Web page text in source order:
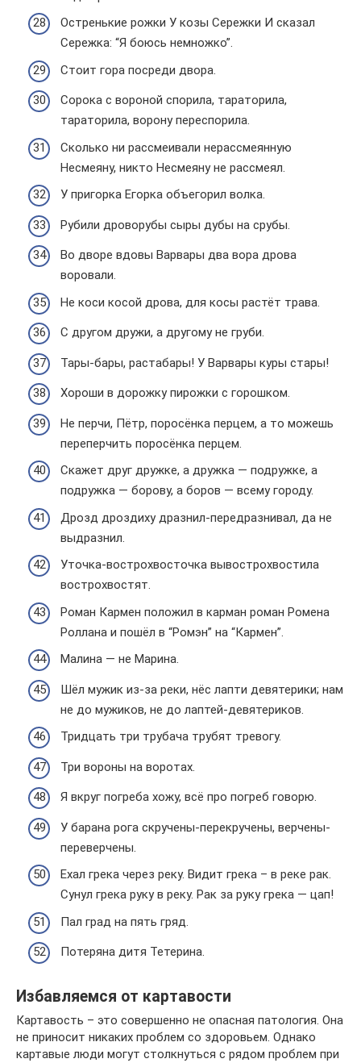
Остренькие рожки У козы Сережки И сказал
Сережка: “Я боюсь немножко”.
Стоит гора посреди двора.
Сорока с вороной спорила, тараторила,
тараторила, ворону переспорила.
Сколько ни рассмеивали нерассмеянную
Несмеяну, никто Несмеяну не рассмеял.
У пригорка Егорка объегорил волка.
Рубили дроворубы сыры дубы на срубы.
Во дворе вдовы Варвары два вора дрова
воровали.
Не коси косой дрова, для косы растёт трава.
С другом дружи, а другому не груби.
Тары-бары, растабары! У Варвары куры стары!
Хороши в дорожку пирожки с горошком.
Не перчи, Пётр, поросёнка перцем, а то можешь
переперчить поросёнка перцем.
Скажет друг дружке, а дружка — подружке, а
подружка — борову, а боров — всему городу.
Дрозд дроздиху дразнил-передразнивал, да не
выдразнил.
Уточка-вострохвосточка вывострохвостила
вострохвостят.
Роман Кармен положил в карман роман Ромена
Роллана и пошёл в “Ромэн” на “Кармен”.
Малина — не Марина.
Шёл мужик из-за реки, нёс лапти девятерики; нам
не до мужиков, не до лаптей-девятериков.
Тридцать три трубача трубят тревогу.
Три вороны на воротах.
Я вкруг погреба хожу, всё про погреб говорю.
У барана рога скручены-перекручены, верчены-
переверчены.
Ехал грека через реку. Видит грека – в реке рак.
Сунул грека руку в реку. Рак за руку грека — цап!
Пал град на пять гряд.
Потеряна дитя Тетерина.
Избавляемся от картавости
Картавость – это совершенно не опасная патология. Она
не приносит никаких проблем со здоровьем. Однако
картавые люди могут столкнуться с рядом проблем при